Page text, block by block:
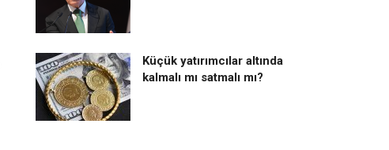
Küçük yatırımcılar altında
kalmalı mı satmalı mı?